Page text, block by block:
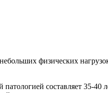
физических
составляет 35-